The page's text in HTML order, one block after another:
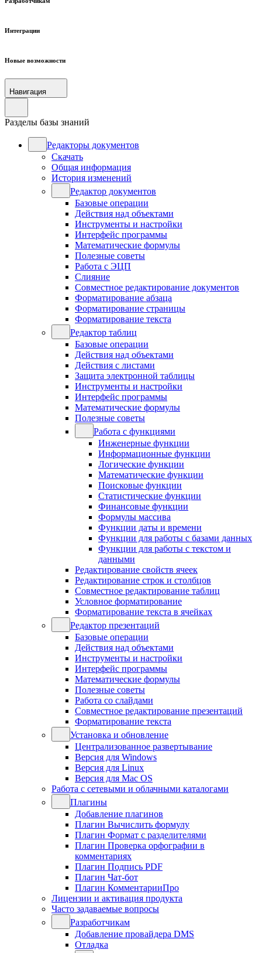
Интеграции
Новые возможности
Навигация
Разделы базы знаний
Редакторы документов
Скачать
Общая информация
История изменений
Редактор документов
Базовые операции
Действия над объектами
Инструменты и настройки
Интерфейс программы
Математические формулы
Полезные советы
Работа с ЭЦП
Слияние
Совместное редактирование документов
Форматирование абзаца
Форматирование страницы
Форматирование текста
Редактор таблиц
Базовые операции
Действия над объектами
Действия с листами
Защита электронной таблицы
Инструменты и настройки
Интерфейс программы
Математические формулы
Полезные советы
Работа с функциями
Инженерные функции
Информационные функции
Логические функции
Математические функции
Поисковые функции
Статистические функции
Финансовые функции
Формулы массива
Функции даты и времени
Функции для работы с базами данных
Функции для работы с текстом и
данными
Редактирование свойств ячеек
Редактирование строк и столбцов
Совместное редактирование таблиц
Условное форматирование
Форматирование текста в ячейках
Редактор презентаций
Базовые операции
Действия над объектами
Инструменты и настройки
Интерфейс программы
Математические формулы
Полезные советы
Работа со слайдами
Совместное редактирование презентаций
Форматирование текста
Установка и обновление
Централизованное развертывание
Версия для Windows
Версия для Linux
Версия для Mac OS
Работа с сетевыми и облачными каталогами
Плагины
Добавление плагинов
Плагин Вычислить формулу
Плагин Формат с разделителями
Плагин Проверка орфографии в
комментариях
Плагин Подпись PDF
Плагин Чат-бот
Плагин КомментарииПро
Лицензии и активация продукта
Часто задаваемые вопросы
Разработчикам
Добавление провайдера DMS
Отладка